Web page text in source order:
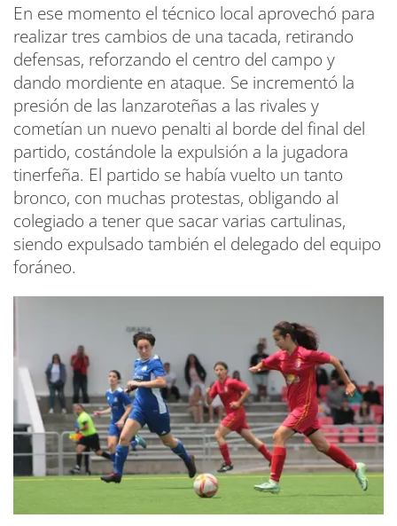
En ese momento el técnico local aprovechó para
realizar tres cambios de una tacada, retirando
defensas, reforzando el centro del campo y
dando mordiente en ataque. Se incrementó la
presión de las lanzaroteñas a las rivales y
cometían un nuevo penalti al borde del final del
partido, costándole la expulsión a la jugadora
tinerfeña. El partido se había vuelto un tanto
bronco, con muchas protestas, obligando al
colegiado a tener que sacar varias cartulinas,
siendo expulsado también el delegado del equipo
foráneo.